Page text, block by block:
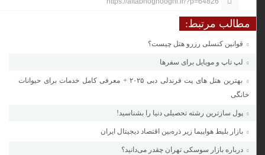
مطالب مرتبط:
قوانین کنسلی رزرو هتل چیست؟
لپ تاپ و موبایل برای سفرها
بهترین هتل های پت فرندلی دبی ۲۰۲۵ + معرفی کامل خدمات برای حیوانات
خانگی
پول سازترین رشته تحصیلی دنیا را بشناسید!
بازار بلیط هواپیما زیر ذره‌بین اقتصاد دیجیتال ایران
درباره بازار سوسکی تهران چقدر می‌دانید؟